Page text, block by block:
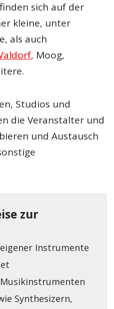
sich auf der
kleine, unter
als auch
, Moog,
Studios und
die Veranstalter und
und Austausch
zur
Instrumente
Synthesizern,